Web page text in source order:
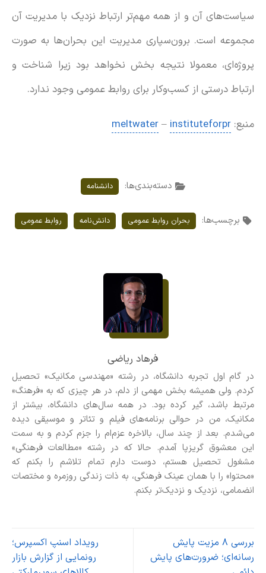
سیاست‌های آن و از همه مهم‌تر ارتباط نزدیک با مدیریت آن
مجموعه است. برون‌سپاری مدیریت این بحران‌ها به صورت
پروژه‌ای، معمولا نتیجه بخش نخواهد بود زیرا شناخت و
ارتباط درستی از کسب‌وکار برای روابط عمومی وجود ندارد.
منبع: meltwater – instituteforpr
دسته‌بندی‌ها: دانشنامه
برچسب‌ها: بحران روابط عمومی دانش‌نامه روابط عمومی
فرهاد ریاضی
در گام اول تجربه دانشگاه، در رشته «مهندسی مکانیک» تحصیل
کردم. ولی همیشه بخش مهمی از دلم، در هر چیزی که به «فرهنگ»
مرتبط باشد، گیر کرده بود. در همه سال‌های دانشگاه، بیشتر از
مکانیک، من در حوالی برنامه‌های فیلم و تئاتر و موسیقی دیده
می‌شدم. بعد از چند سال، بالاخره عزم‌ام را جزم کردم و به سمت
این معشوق گریزپا آمدم. حالا که در رشته «مطالعات فرهنگی»
مشغول تحصیل هستم، دوست دارم تمام تلاشم را بکنم که
«محتوا» را با همان عینک فرهنگی، به ذات زندگی روزمره و مختصات
انضمامی، نزدیک و نزدیک‌تر بکنم.
بررسی ۸ مزیت پایش
رسانه‌ای؛ ضرورت‌های پایش
رویداد اسنپ اکسپرس؛
رونمایی از گزارش بازار